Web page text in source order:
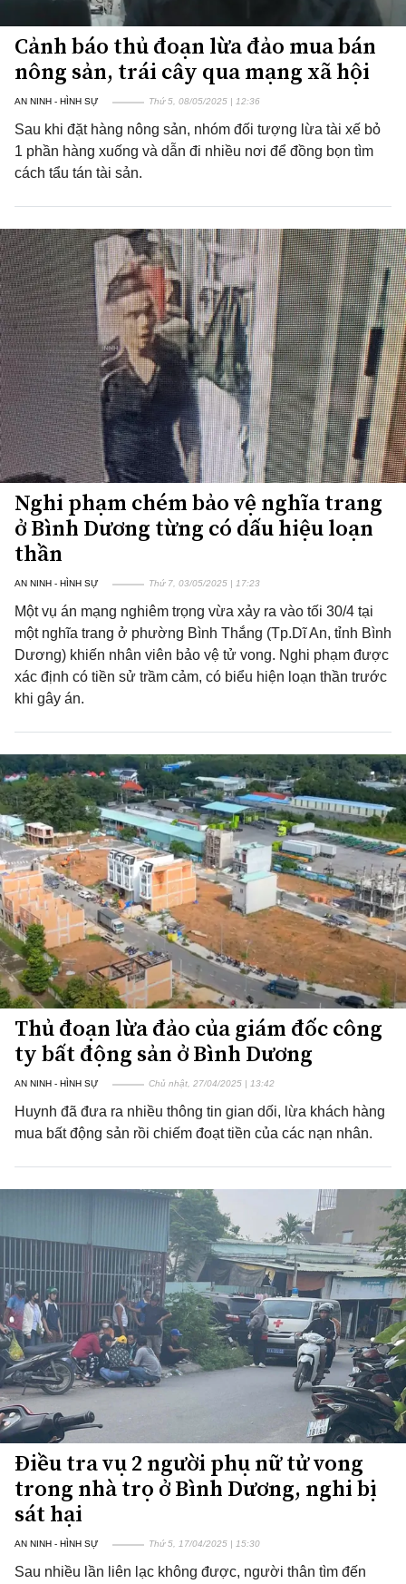
Cảnh báo thủ đoạn lừa đảo mua bán
nông sản, trái cây qua mạng xã hội
AN NINH - HÌNH SỰ Thứ 5, 08/05/2025 | 12:36
Sau khi đặt hàng nông sản, nhóm đối tượng lừa tài xế bỏ
1 phần hàng xuống và dẫn đi nhiều nơi để đồng bọn tìm
cách tẩu tán tài sản.
Nghi phạm chém bảo vệ nghĩa trang
ở Bình Dương từng có dấu hiệu loạn
thần
AN NINH - HÌNH SỰ Thứ 7, 03/05/2025 | 17:23
Một vụ án mạng nghiêm trọng vừa xảy ra vào tối 30/4 tại
một nghĩa trang ở phường Bình Thắng (Tp.Dĩ An, tỉnh Bình
Dương) khiến nhân viên bảo vệ tử vong. Nghi phạm được
xác định có tiền sử trầm cảm, có biểu hiện loạn thần trước
khi gây án.
Thủ đoạn lừa đảo của giám đốc công
ty bất động sản ở Bình Dương
AN NINH - HÌNH SỰ Chủ nhật, 27/04/2025 | 13:42
Huynh đã đưa ra nhiều thông tin gian dối, lừa khách hàng
mua bất động sản rồi chiếm đoạt tiền của các nạn nhân.
Điều tra vụ 2 người phụ nữ tử vong
trong nhà trọ ở Bình Dương, nghi bị
sát hại
AN NINH - HÌNH SỰ Thứ 5, 17/04/2025 | 15:30
Sau nhiều lần liên lạc không được, người thân tìm đến